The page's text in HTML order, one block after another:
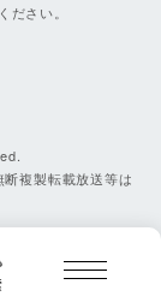
さい。
複製転載放送等は